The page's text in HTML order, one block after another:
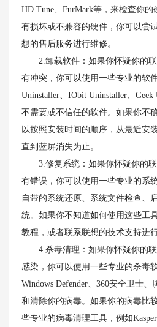
HD Tune、FurMark等，来检查你
有损坏或不兼容的硬件，你可以尝
想的售后服务进行维修。
2.卸载软件：如果你怀疑你的联
有冲突，你可以使用一些专业的软
Uninstaller、IObit Uninstaller、
不需要或不信任的软件。如果你不
以按照安装时间的顺序，从最近安
直到蓝屏消失为止。
3.修复系统：如果你怀疑你的联
有错误，你可以使用一些专业的系
自带的系统还原、系统文件检查、
统。如果你不知道如何使用这些工
教程，或者联系联想的技术支持进行
4.杀毒清理：如果你怀疑你的联
感染，你可以使用一些专业的杀毒
Windows Defender、360安全卫士
和清除你的病毒。如果你的病毒比
些专业的病毒清理工具，例如